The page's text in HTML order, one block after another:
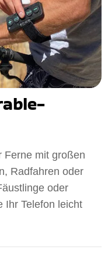
Ferne mit großen
Radfahren oder
oder
Ihr Telefon leicht